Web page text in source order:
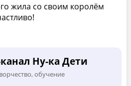
жила со своим королём
Ну-ка Дети
обучение